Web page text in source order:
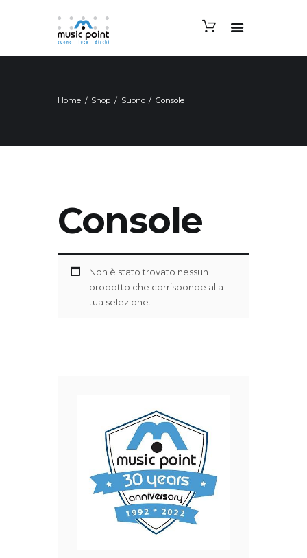
Home Shop Suono Console
Console
Non è stato trovato nessun
prodotto che corrisponde alla
tua selezione.